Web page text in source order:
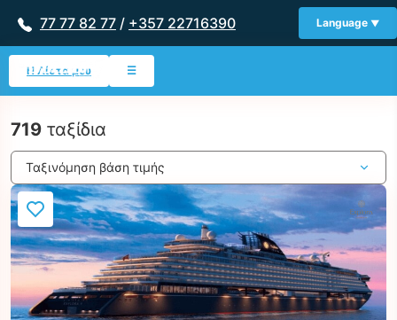
77 77 82 77 / +357 22716390 Language
Η Λίστα μου ☰
719 ταξίδια